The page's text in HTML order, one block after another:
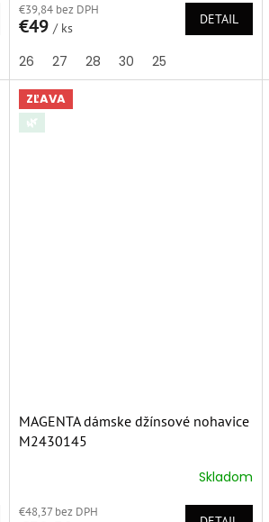
produktu
je
z
5
hviezdičiek.
€39,84 bez DPH
€49 / ks
DETAIL
26 27 28 30 25
ZĽAVA
🌿
MAGENTA dámske džínsové nohavice
M2430145
produktu
Skladom
€48,37 bez DPH